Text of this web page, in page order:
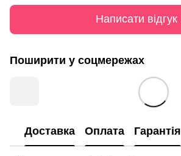
Написати відгук
Поширити у соцмережах
Доставка Оплата Гарантія